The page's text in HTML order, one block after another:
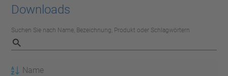
Downloads
Suchen Sie nach Name, Bezeichnung, Produkt oder Schlagwörtern
Name